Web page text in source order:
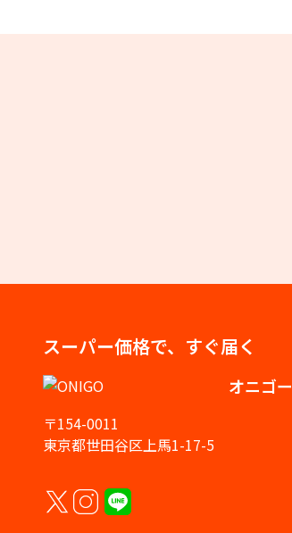
スーパー価格で、すぐ届く
オニゴー
〒154-0011
東京都世田谷区上馬1-17-5